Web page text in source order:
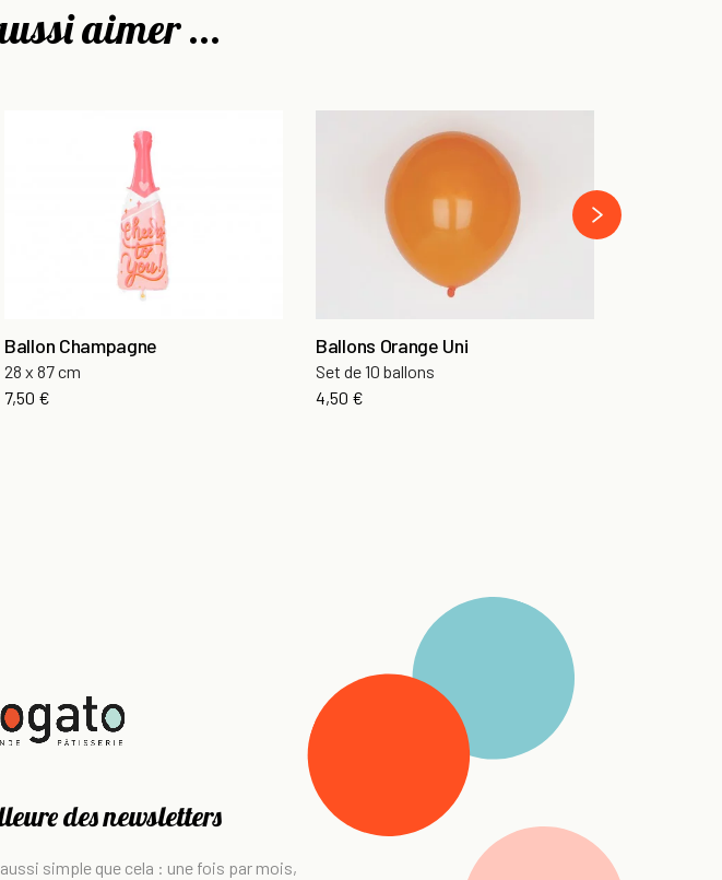
aimer ...
Ballon Champagne
28 x 87 cm
7,50 €
Ballons Orange Uni
Set de 10 ballons
4,50 €
›
des newsletters
simple que cela : une fois par mois,